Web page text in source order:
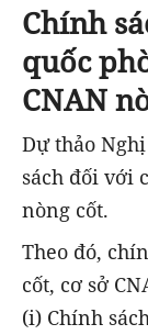
Chính
quốc
CNAN
Dự thảo
sách đối với
nòng cốt.
Theo đó,
cốt, cơ sở
(i) Chính